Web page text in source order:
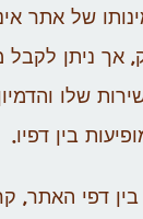
של אתר
אך ניתן לקבל
שלו
בין דפיו.
דפי האתר,